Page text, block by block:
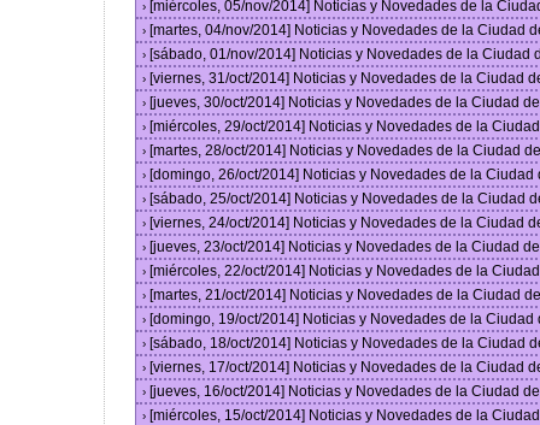
› [miércoles, 05/nov/2014] Noticias y Novedades de la
› [martes, 04/nov/2014] Noticias y Novedades de la Ciudad
› [sábado, 01/nov/2014] Noticias y Novedades de la Ciudad
› [viernes, 31/oct/2014] Noticias y Novedades de la Ciudad
› [jueves, 30/oct/2014] Noticias y Novedades de la Ciudad
› [miércoles, 29/oct/2014] Noticias y Novedades de la
› [martes, 28/oct/2014] Noticias y Novedades de la Ciudad
› [domingo, 26/oct/2014] Noticias y Novedades de la
› [sábado, 25/oct/2014] Noticias y Novedades de la Ciudad
› [viernes, 24/oct/2014] Noticias y Novedades de la Ciudad
› [jueves, 23/oct/2014] Noticias y Novedades de la Ciudad
› [miércoles, 22/oct/2014] Noticias y Novedades de la
› [martes, 21/oct/2014] Noticias y Novedades de la Ciudad
› [domingo, 19/oct/2014] Noticias y Novedades de la
› [sábado, 18/oct/2014] Noticias y Novedades de la Ciudad
› [viernes, 17/oct/2014] Noticias y Novedades de la Ciudad
› [jueves, 16/oct/2014] Noticias y Novedades de la Ciudad
› [miércoles, 15/oct/2014] Noticias y Novedades de la